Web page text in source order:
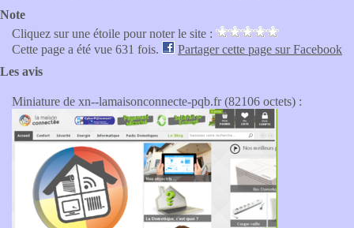
Note
Cliquez sur une étoile pour noter le site :
Cette page a été vue 631 fois.
Partager cette page sur Facebook
Les avis
Miniature de xn--lamaisonconnecte-pqb.fr (82106 octets) :